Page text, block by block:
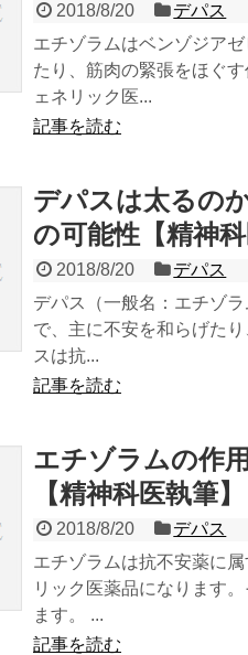
2018/8/20
デパス
エチゾラムはベンゾジア
たり、筋肉の緊張をほぐ
ェネリック医...
記事を読む
デパスは太るの
の可能性【精神科
2018/8/20
デパス
デパス（一般名：エチゾ
で、主に不安を和らげた
スは抗...
記事を読む
エチゾラムの作
【精神科医執筆】
2018/8/20
デパス
エチゾラムは抗不安薬に
リック医薬品になります
ます。 ...
記事を読む